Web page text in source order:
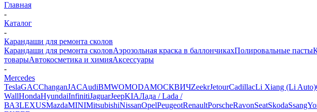
Главная
-
Каталог
-
Карандаши для ремонта сколов
Карандаши для ремонта сколовАэрозольная краска в баллончикахПолировальные пасты
товарыАвтокосметика и химияАксессуары
-
Mercedes
TeslaGACChanganJACAudiBMWOMODAМОСКВИЧZeekrJetourCadillacLi Xiang (Li Auto)
WallHondaHyundaiInfinitiJaguarJeepKIAЛада / Lada /
ВАЗLEXUSMazdaMINIMitsubishiNissanOpelPeugeotRenaultPorscheRavonSeatSkoda